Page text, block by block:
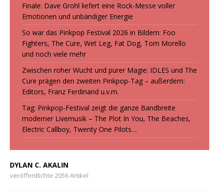
Finale: Dave Grohl liefert eine Rock-Messe voller
Emotionen und unbändiger Energie
So war das Pinkpop Festival 2026 in Bildern: Foo
Fighters, The Cure, Wet Leg, Fat Dog, Tom Morello
und noch viele mehr
Zwischen roher Wucht und purer Magie: IDLES und The
Cure prägen den zweiten Pinkpop-Tag – außerdem:
Editors, Franz Ferdinand u.v.m.
Tag: Pinkpop-Festival zeigt die ganze Bandbreite
moderner Livemusik – The Plot In You, The Beaches,
Electric Callboy, Twenty One Pilots…
DYLAN C. AKALIN
veröffentlichte 2056 Artikel